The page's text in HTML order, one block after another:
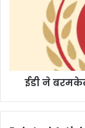
मारा
छापा...ईडी ने